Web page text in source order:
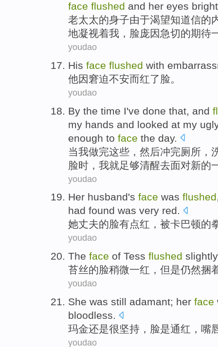
face flushed and her eyes
老太太的身子由于渴望知道信的
地凝视着我 ， 脸庞因急切的期待
youdao
His face flushed with
他因窘迫不安而红了脸。
youdao
By the time I've done that and
my hands and looked at my
enough to face the day.
当我做完这些 ， 然后冲完厕所 ，
脸时，我就足够清醒去面对新的
youdao
Her husband's face was flushed
had found was very red.
她丈夫的脸有点红， 被卡巴顿的
youdao
The face of Tess flushed slightly
苔丝的脸稍微一红 ， 但是仍然捆
youdao
She was still adamant; her face
bloodless.
玛金还是很坚持， 脸是通红 ，嘴
youdao